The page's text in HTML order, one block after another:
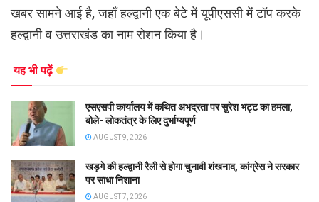
खबर सामने आई है, जहाँ हल्द्वानी एक बेटे में यूपीएससी में टॉप करके
हल्द्वानी व उत्तराखंड का नाम रोशन किया है।
यह भी पढ़ें
एसएसपी कार्यालय में कथित अभद्रता पर सुरेश भट्ट का हमला,
बोले- लोकतंत्र के लिए दुर्भाग्यपूर्ण
AUGUST 9, 2026
खड़गे की हल्द्वानी रैली से होगा चुनावी शंखनाद, कांग्रेस ने सरकार
पर साधा निशाना
AUGUST 7, 2026